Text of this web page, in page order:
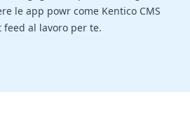
le app powr come Kentico CMS
feed al lavoro per te.